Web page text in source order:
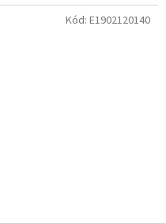
Kód: E1902120140